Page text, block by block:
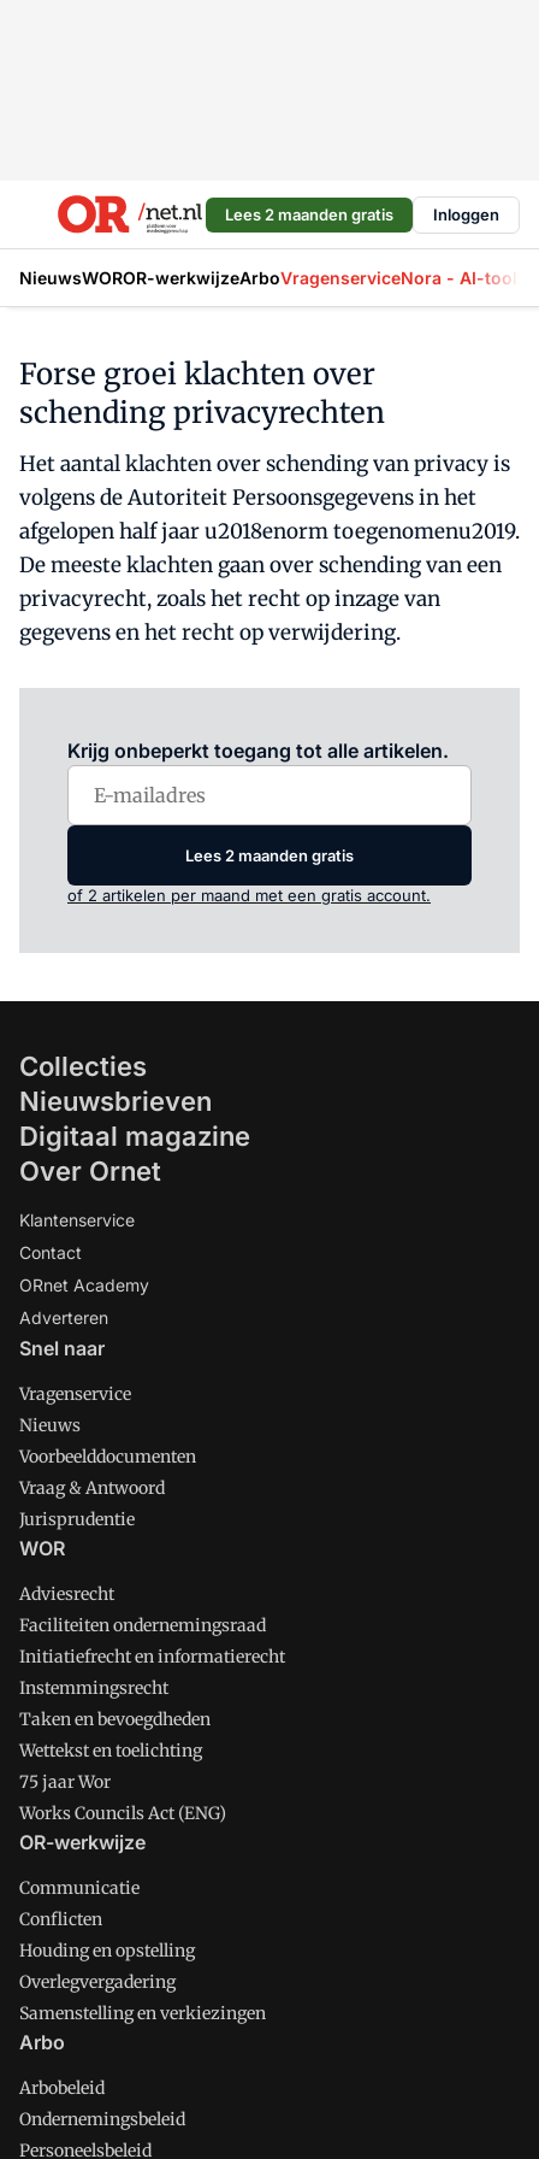
Lees 2 maanden gratis Inloggen
NieuwsWOROR-werkwijzeArboVragenserviceNora - AI-tool
Forse groei klachten over
schending privacyrechten
Het aantal klachten over schending van privacy is
volgens de Autoriteit Persoonsgegevens in het
afgelopen half jaar u2018enorm toegenomenu2019.
De meeste klachten gaan over schending van een
privacyrecht, zoals het recht op inzage van
gegevens en het recht op verwijdering.
Krijg onbeperkt toegang tot alle artikelen.
Lees 2 maanden gratis
of 2 artikelen per maand met een gratis account.
Collecties
Nieuwsbrieven
Digitaal magazine
Over Ornet
Klantenservice
Contact
ORnet Academy
Adverteren
Snel naar
Vragenservice
Nieuws
Voorbeelddocumenten
Vraag & Antwoord
Jurisprudentie
WOR
Adviesrecht
Faciliteiten ondernemingsraad
Initiatiefrecht en informatierecht
Instemmingsrecht
Taken en bevoegdheden
Wettekst en toelichting
75 jaar Wor
Works Councils Act (ENG)
OR-werkwijze
Communicatie
Conflicten
Houding en opstelling
Overlegvergadering
Samenstelling en verkiezingen
Arbo
Arbobeleid
Ondernemingsbeleid
Personeelsbeleid